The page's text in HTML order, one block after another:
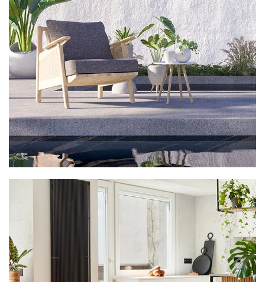
VER MAIS